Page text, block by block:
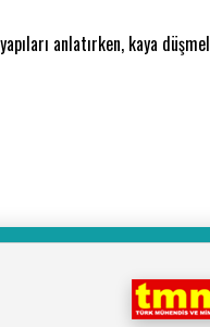
anlatırken, kaya